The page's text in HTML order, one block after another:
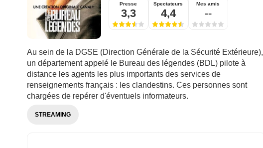
Presse
3,3
Spectateurs
4,4
Mes amis
--
Au sein de la DGSE (Direction Générale de la Sécurité Extérieure),
un département appelé le Bureau des légendes (BDL) pilote à
distance les agents les plus importants des services de
renseignements français : les clandestins. Ces personnes sont
chargées de repérer d'éventuels informateurs.
STREAMING